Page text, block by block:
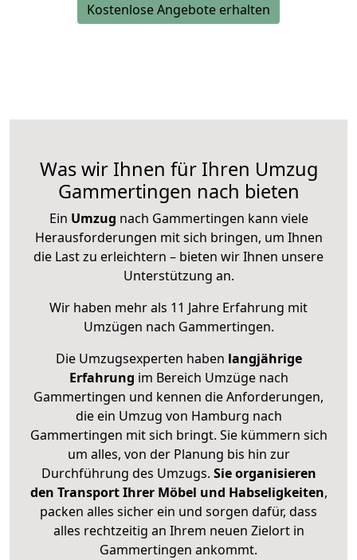
Kostenlose Angebote erhalten
Was wir Ihnen für Ihren Umzug
Gammertingen nach bieten
Ein Umzug nach Gammertingen kann viele
Herausforderungen mit sich bringen, um Ihnen
die Last zu erleichtern – bieten wir Ihnen unsere
Unterstützung an.
Wir haben mehr als 11 Jahre Erfahrung mit
Umzügen nach Gammertingen.
Die Umzugsexperten haben langjährige
Erfahrung im Bereich Umzüge nach
Gammertingen und kennen die Anforderungen,
die ein Umzug von Hamburg nach
Gammertingen mit sich bringt. Sie kümmern sich
um alles, von der Planung bis hin zur
Durchführung des Umzugs. Sie organisieren
den Transport Ihrer Möbel und Habseligkeiten,
packen alles sicher ein und sorgen dafür, dass
alles rechtzeitig an Ihrem neuen Zielort in
Gammertingen ankommt.